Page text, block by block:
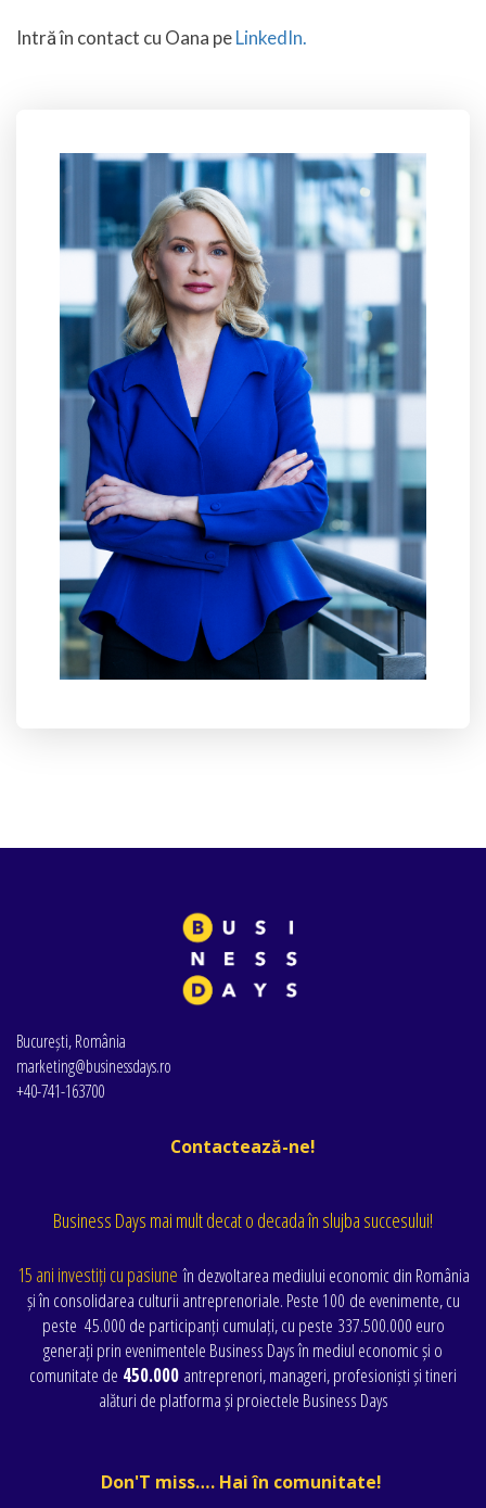
Intră în contact cu Oana peLinkedIn.
București, România
marketing@businessdays.ro
+40-741-163700
Contactează-ne!
Business Days mai mult decat o decada în slujba succesului!
15 ani investiți cu pasiune în dezvoltarea mediului economic din România
și în consolidarea culturii antreprenoriale. Peste 100 de evenimente, cu
peste 45.000 de participanți cumulați, cu peste 337.500.000 euro
generați prin evenimentele Business Days în mediul economic și o
comunitate de 450.000 antreprenori, manageri, profesioniști și tineri
alături de platforma și proiectele Business Days
Don'T miss…. Hai în comunitate!